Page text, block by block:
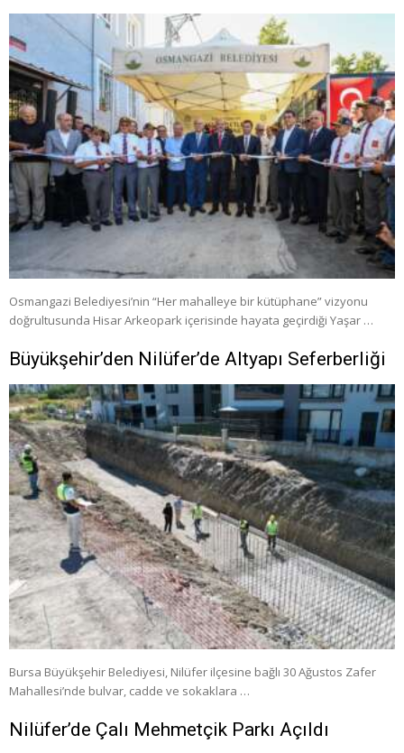
Osmangazi Belediyesi’nin “Her mahalleye bir kütüphane” vizyonu
doğrultusunda Hisar Arkeopark içerisinde hayata geçirdiği Yaşar …
Büyükşehir’den Nilüfer’de Altyapı Seferberliği
Bursa Büyükşehir Belediyesi, Nilüfer ilçesine bağlı 30 Ağustos Zafer
Mahallesi’nde bulvar, cadde ve sokaklara …
Nilüfer’de Çalı Mehmetçik Parkı Açıldı